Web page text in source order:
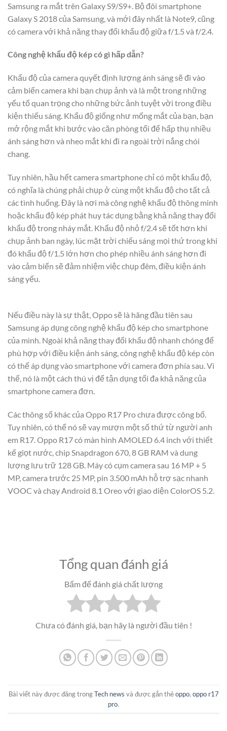
Samsung ra mắt trên Galaxy S9/S9+. Bộ đôi smartphone
Galaxy S 2018 của Samsung, và mới đây nhất là Note9, cũng
có camera với khả năng thay đổi khẩu độ giữa f/1.5 và f/2.4.
Công nghệ khẩu độ kép có gì hấp dẫn?
Khẩu độ của camera quyết định lượng ánh sáng sẽ đi vào
cảm biến camera khi bạn chụp ảnh và là một trong những
yếu tố quan trọng cho những bức ảnh tuyệt vời trong điều
kiện thiếu sáng. Khẩu độ giống như mống mắt của bạn, bạn
mở rộng mắt khi bước vào căn phòng tối để hấp thụ nhiều
ánh sáng hơn và nheo mắt khi đi ra ngoài trời nắng chói
chang.
Tuy nhiên, hầu hết camera smartphone chỉ có một khẩu độ,
có nghĩa là chúng phải chụp ở cùng một khẩu độ cho tất cả
các tình huống. Đây là nơi mà công nghệ khẩu độ thông minh
hoặc khẩu độ kép phát huy tác dụng bằng khả năng thay đổi
khẩu độ trong nháy mắt. Khẩu độ nhỏ f/2.4 sẽ tốt hơn khi
chụp ảnh ban ngày, lúc mặt trời chiếu sáng mọi thứ trong khi
đó khẩu độ f/1.5 lớn hơn cho phép nhiều ánh sáng hơn đi
vào cảm biến sẽ đảm nhiệm việc chụp đêm, điều kiện ánh
sáng yếu.
Nếu điều này là sự thật, Oppo sẽ là hãng đầu tiên sau
Samsung áp dụng công nghệ khẩu độ kép cho smartphone
của mình. Ngoài khả năng thay đổi khẩu độ nhanh chóng để
phù hợp với điều kiện ánh sáng, công nghệ khẩu độ kép còn
có thể áp dụng vào smartphone với camera đơn phía sau. Vì
thế, nó là một cách thú vị để tận dụng tối đa khả năng của
smartphone camera đơn.
Các thông số khác của Oppo R17 Pro chưa được công bố.
Tuy nhiên, có thể nó sẽ vay mượn một số thứ từ người anh
em R17. Oppo R17 có màn hình AMOLED 6.4 inch với thiết
kế giọt nước, chip Snapdragon 670, 8 GB RAM và dung
lượng lưu trữ 128 GB. Máy có cụm camera sau 16 MP + 5
MP, camera trước 25 MP, pin 3.500 mAh hỗ trợ sạc nhanh
VOOC và chạy Android 8.1 Oreo với giao diện ColorOS 5.2.
Tổng quan đánh giá
Bấm để đánh giá chất lượng
Chưa có đánh giá, bạn hãy là người đầu tiên !
Bài viết này được đăng trongTech news và được gắn thẻoppo, oppo r17
pro.